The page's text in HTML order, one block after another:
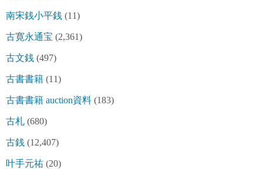
南宋銭小平銭 (11)
古寛永通宝 (2,361)
古文銭 (497)
古書書籍 (11)
古書書籍 auction資料 (183)
古札 (680)
古銭 (12,407)
叶手元祐 (20)